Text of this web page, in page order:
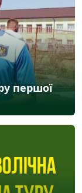
першої